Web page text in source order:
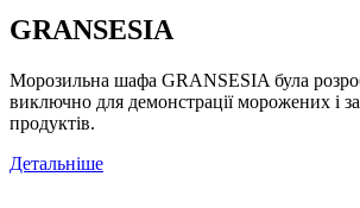
GRANSESIA
Морозильна шафа GRANSESIA була
виключно для демонстрації морожених і
продуктів.
Детальніше